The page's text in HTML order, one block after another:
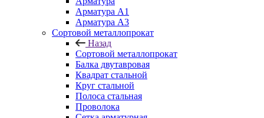
Арматура A1
Арматура А3
Сортовой металлопрокат
Назад
Сортовой металлопрокат
Балка двутавровая
Квадрат стальной
Круг стальной
Полоса стальная
Проволока